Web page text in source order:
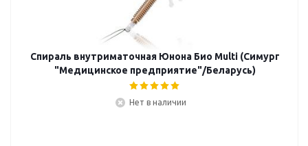
Спираль внутриматочная Юнона Био Multi (Симург
"Медицинское предприятие"/Беларусь)
Нет в наличии